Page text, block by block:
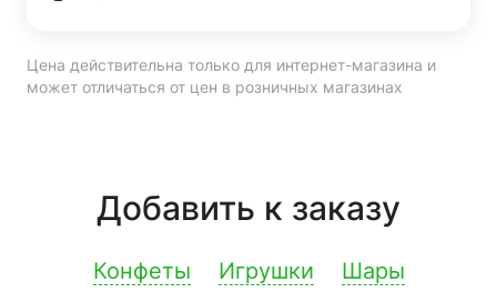
Цена действительна только для интернет-магазина и
может отличаться от цен в розничных магазинах
Добавить к заказу
Конфеты Игрушки Шары